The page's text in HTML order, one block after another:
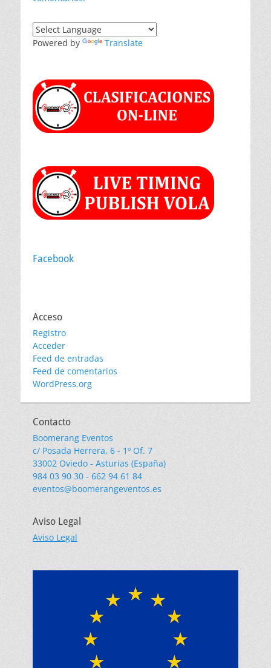
Powered by Translate
Facebook
Acceso
Registro
Acceder
Feed de entradas
Feed de comentarios
WordPress.org
Contacto
Boomerang Eventos
c/ Posada Herrera, 6 - 1º Of. 7
33002 Oviedo - Asturias (España)
984 03 90 30 - 662 94 61 84
eventos@boomerangeventos.es
Aviso Legal
Aviso Legal